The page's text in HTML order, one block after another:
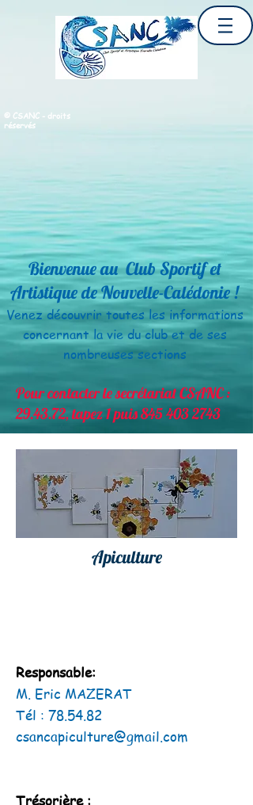
© CSANC - droits
réservés
Bienvenue au Club Sportif et
Artistique de Nouvelle-Calédonie !
Venez découvrir toutes les informations
concernant la vie du club et de ses
nombreuses sections
Pour contacter le secrétariat CSANC :
29.43.72, tapez 1 puis845 403 2743
Apiculture
Responsable:
M. Eric MAZERAT
Tél : 78.54.82
csancapiculture@gmail.com
Trésorière: